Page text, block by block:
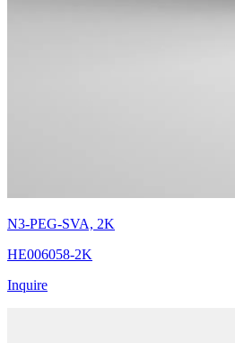
N3-PEG-SVA, 2K
HE006058-2K
Inquire